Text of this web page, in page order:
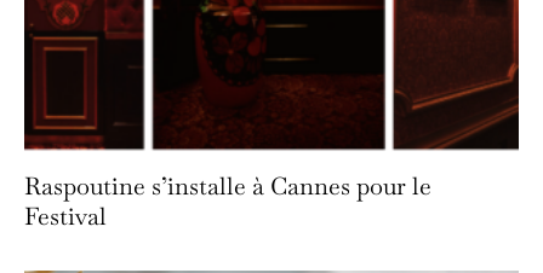
Raspoutine s’installe à Cannes pour le
Festival